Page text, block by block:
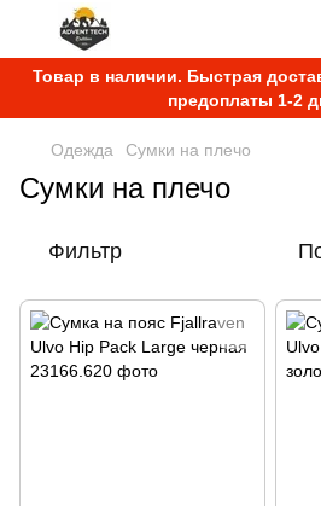
Товар в наличии. Быстрая
предоплаты 1-2
Одежда Сумки на плечо
Сумки на плечо
Фильтр